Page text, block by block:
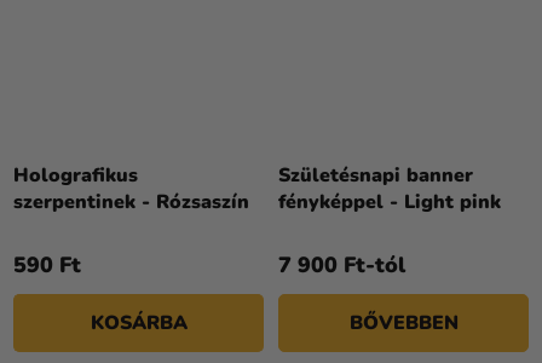
Holografikus
szerpentinek - Rózsaszín
590 Ft
KOSÁRBA
Születésnapi banner
fényképpel - Light pink
7 900 Ft-tól
BŐVEBBEN